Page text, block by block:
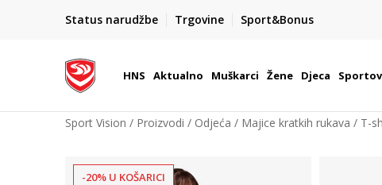
Status narudžbe Trgovine Sport&Bonus
BOX NOW
Dostava 1,50 €
| Više od 800 paketomata u Hrvatskoj
HNS Aktualno Muškarci Žene Djeca
Sport Vision Proizvodi Odjeća Majice kratkih rukava T-
-20% U KOŠARICI